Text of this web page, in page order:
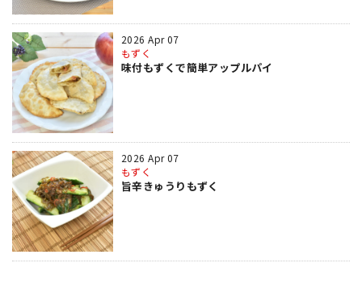
2026 Apr 07
もずく
味付もずくで簡単アップルパイ
2026 Apr 07
もずく
旨辛きゅうりもずく